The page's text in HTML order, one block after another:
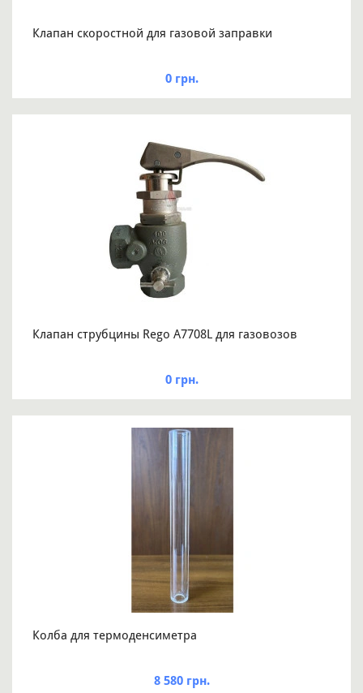
Клапан скоростной для газовой заправки
0 грн.
Клапан струбцины Rego A7708L для газовозов
0 грн.
Колба для термоденсиметра
8 580 грн.